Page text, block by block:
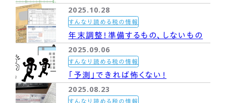
2025.10.28
すんなり読める税の情報
年末調整！準備するもの、しないもの
2025.09.06
すんなり読める税の情報
「予測」できれば怖くない！
2025.08.23
すんなり読める税の情報